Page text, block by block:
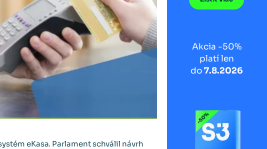
eKasa. Parlament schválil návrh
Akcia -50%
platí len
do7.8.2026